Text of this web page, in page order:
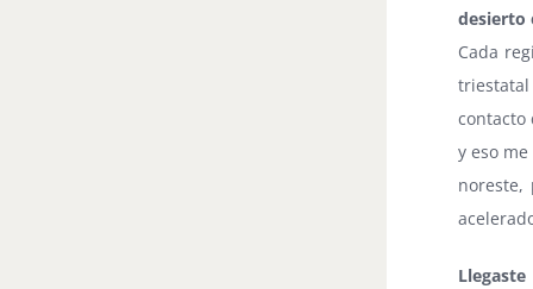
desierto
Cada
contacto
y eso
noreste,